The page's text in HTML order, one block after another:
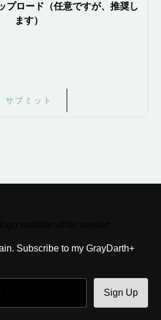
プロード（任意ですが、推奨し
ます）
サブミット
Subscribe to my GrayDarth+
Sign Up